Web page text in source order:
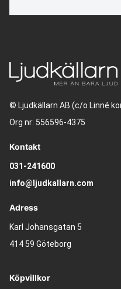
© Ljudkällarn AB (c/o Linné
Org nr: 556596-4375
Kontakt
031-241600
info@ljudkallarn.com
Adress
Karl Johansgatan 5
414 59 Göteborg
Köpvillkor